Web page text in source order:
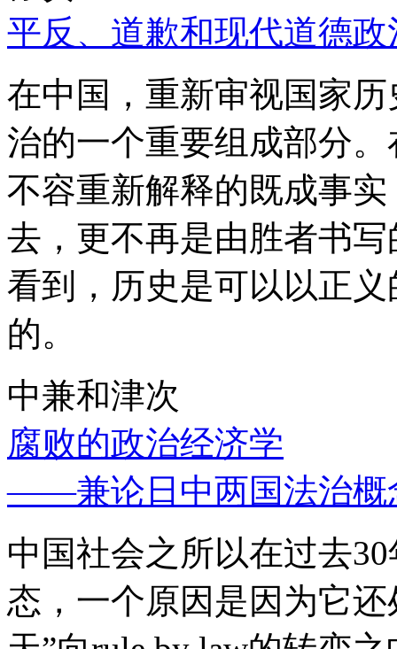
平反、道歉和现代道德政
在中国，重新审视国家
治的一个重要组成部分
不容重新解释的既成事
去，更不再是由胜者书
看到，历史是可以以正
的。
中兼和津次
腐败的政治经济学
——兼论日中两国法治概
中国社会之所以在过去
态，一个原因是因为它